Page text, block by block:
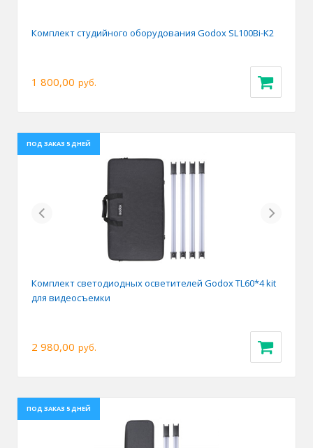
Комплект студийного оборудования Godox SL100Bi-K2
1 800,00 руб.
ПОД ЗАКАЗ 5 ДНЕЙ
Previous Next
Комплект светодиодных осветителей Godox TL60*4 kit
для видеосъемки
2 980,00 руб.
ПОД ЗАКАЗ 5 ДНЕЙ